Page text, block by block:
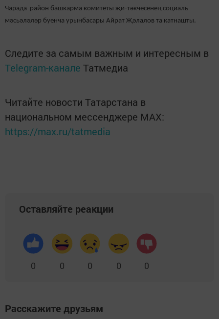
Чарада район башкарма комитеты җи-тәкчесенең социаль
мәсьәләләр буенча урынбасары Айрат Җәлалов та катнашты.
Следите за самым важным и интересным в
Telegram-канале Татмедиа
Читайте новости Татарстана в
национальном мессенджере MАХ:
https://max.ru/tatmedia
Оставляйте реакции
0 0 0 0 0
Расскажите друзьям